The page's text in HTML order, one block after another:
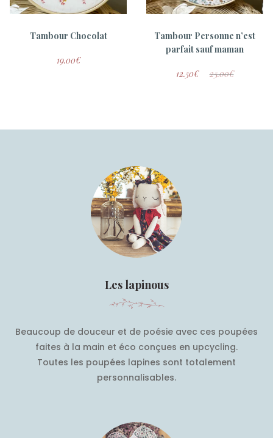
Tambour Chocolat
19.00€
Tambour Personne n’est
parfait sauf maman
12.50€ 25.00€
Les lapinous
Beaucoup de douceur et de poésie avec ces poupées
faites à la main et éco conçues en upcycling.
Toutes les poupées lapines sont totalement
personnalisables.